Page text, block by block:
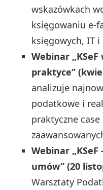
wskazówkach
księgowaniu e-
księgowych, IT i
Webinar
praktyce”
analizuje
podatkowe i
praktyczne
Webinar
umów” (20
Warsztaty